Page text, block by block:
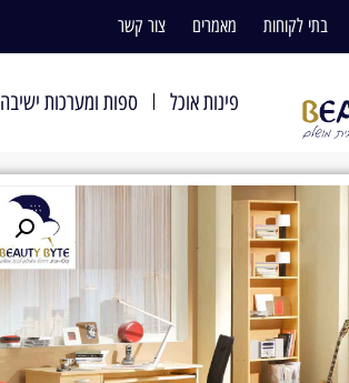
בתי לקוחות מאמרים צור קשר
פינות אוכל ספות ומערכות ישיבה